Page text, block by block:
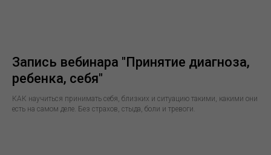
Запись вебинара "Принятие диагноза,
ребенка, себя"
КАК научиться принимать себя, близких и ситуацию такими, какими они
есть на самом деле. Без страхов, стыда, боли и тревоги.